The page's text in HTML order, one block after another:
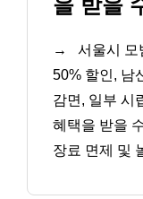
을 받을
→
서울시 모
50% 할인, 남
감면, 일부 시
혜택을 받을
장료 면제 및